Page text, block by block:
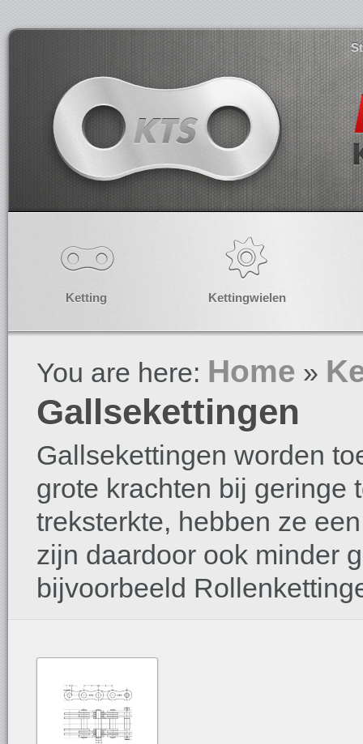
Ketting Kettingwielen
You are here: Home »
Gallsekettingen
Gallsekettingen worden
grote krachten bij geringe
treksterkte, hebben ze
zijn daardoor ook minder
bijvoorbeeld